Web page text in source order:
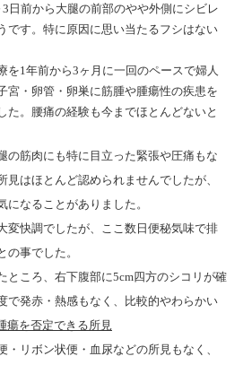
3 日前から大腿の前部のやや外側にシビレ
です。特に原因に思い当たるフシはない
を1 年前から3ヶ月に一回のペースで婦人
宮・卵管・卵巣に筋腫や腫瘍性の疾患を
た。腰痛の経験も今までほとんどないと
の筋肉にも特に目立った緊張や圧痛もな
見はほとんど認められませんでしたが、
なることがありました。
変快調でしたが、ここ数日便秘気味で排
の事でした。
ところ、右下腹部に5cm四方のシコリが確
で発赤・熱感もなく、比較的やわらかい
瘍を否定できる所見
・リボン状便・血尿などの所見もなく、